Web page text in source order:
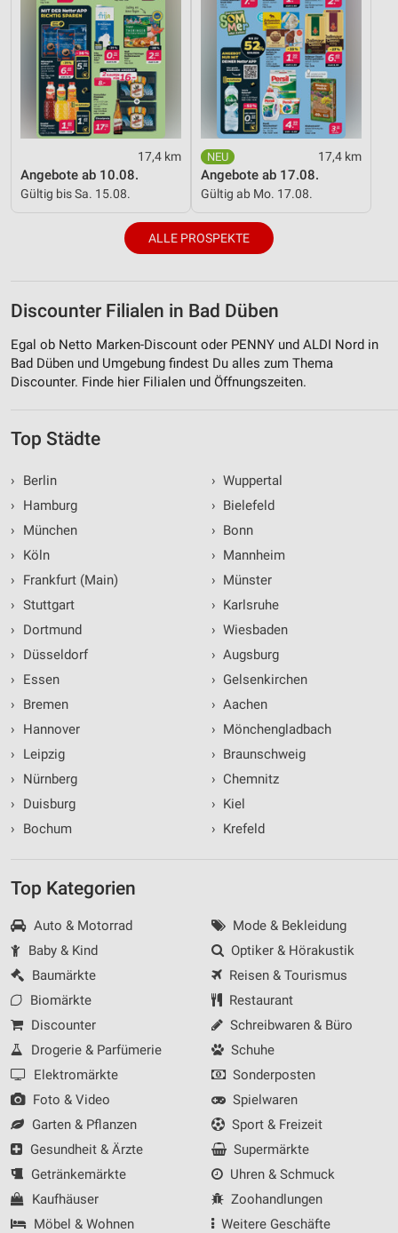
17,4 km
Angebote ab 10.08.
Gültig bis Sa. 15.08.
17,4 km
Angebote ab 17.08.
Gültig ab Mo. 17.08.
ALLE PROSPEKTE
Discounter Filialen in Bad Düben
Egal ob Netto Marken-Discount oder PENNY und ALDI Nord in
Bad Düben und Umgebung findest Du alles zum Thema
Discounter. Finde hier Filialen und Öffnungszeiten.
Top Städte
›
Berlin
›
Hamburg
›
München
›
Köln
›
Frankfurt (Main)
› Stuttgart
›
Dortmund
›
Düsseldorf
›
Essen
›
Bremen
›
Hannover
›
Leipzig
›
Nürnberg
›
Duisburg
›
Bochum
› Wuppertal
› Bielefeld
› Bonn
› Mannheim
› Münster
› Karlsruhe
› Wiesbaden
› Augsburg
› Gelsenkirchen
› Aachen
› Mönchengladbach
› Braunschweig
› Chemnitz
› Kiel
› Krefeld
Top Kategorien
Auto & Motorrad
Baby & Kind
Baumärkte
Biomärkte
Discounter
Drogerie & Parfümerie
Elektromärkte
Foto & Video
Garten & Pflanzen
Gesundheit & Ärzte
Getränkemärkte
Kaufhäuser
Möbel & Wohnen
Mode & Bekleidung
Optiker & Hörakustik
Reisen & Tourismus
Restaurant
Schreibwaren & Büro
Schuhe
Sonderposten
Spielwaren
Sport & Freizeit
Supermärkte
Uhren & Schmuck
Zoohandlungen
Weitere Geschäfte